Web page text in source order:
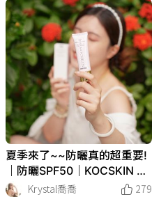
夏季來了~~防曬真的超重要!
｜防曬SPF50｜KOCSKIN 3D
極緻亮白隔離防曬霜
Krystal喬喬 279